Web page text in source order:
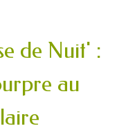
de Nuit' :
au